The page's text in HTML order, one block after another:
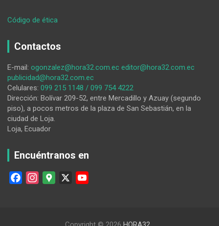
Código de ética
transexual’
condenaron
a
50
meses
de
Contactos
E-mail: ogonzalez@hora32.com.ec editor@hora32.com.ec
publicidad@hora32.com.ec
Celulares: 099 215 1148 / 099 754 4222
Dirección: Bolívar 209-52, entre Mercadillo y Azuay (segundo
piso), a pocos metros de la plaza de San Sebastián, en la
ciudad de Loja.
Loja, Ecuador
Encuéntranos en